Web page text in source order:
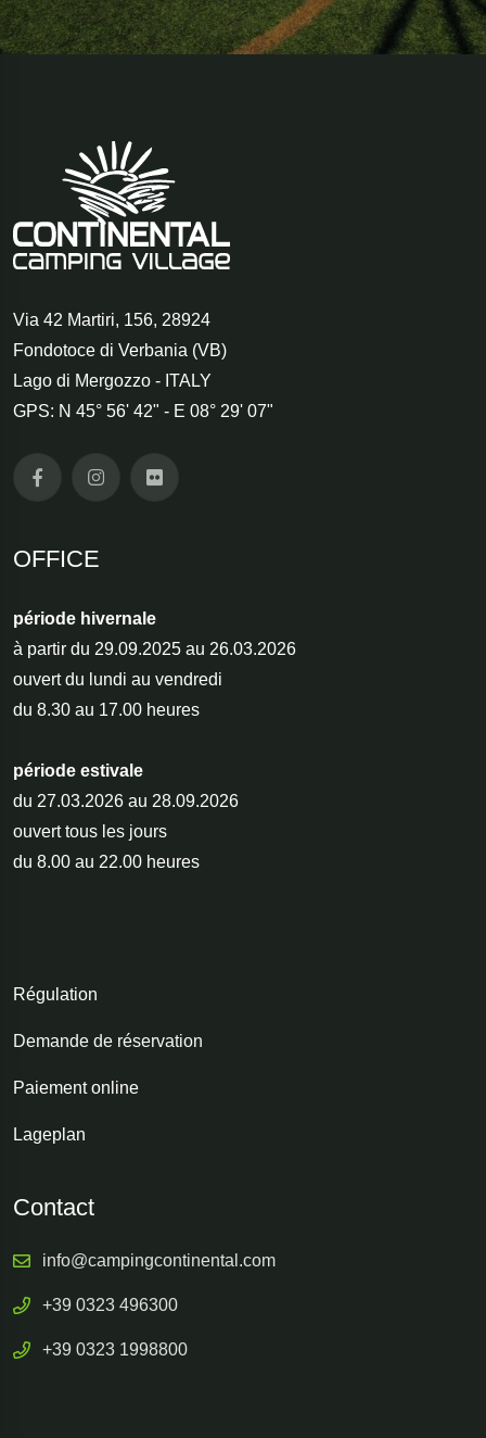
Via 42 Martiri, 156, 28924
Fondotoce di Verbania (VB)
Lago di Mergozzo - ITALY
GPS: N 45° 56' 42" - E 08° 29' 07"
OFFICE
période hivernale
à partir du 29.09.2025 au 26.03.2026
ouvert du lundi au vendredi
du 8.30 au 17.00 heures
période estivale
du 27.03.2026 au 28.09.2026
ouvert tous les jours
du 8.00 au 22.00 heures
Régulation
Demande de réservation
Paiement online
Lageplan
Contact
info@campingcontinental.com
+39 0323 496300
+39 0323 1998800